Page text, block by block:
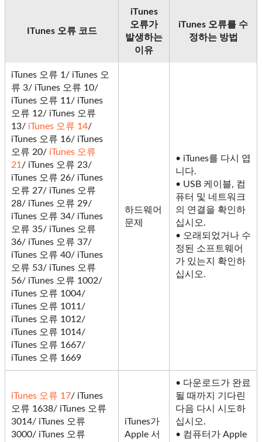
ITunes 오류 코드
iTunes
오류가
발생하는
이유
iTunes 오류를 수
정하는 방법
iTunes 오류 1/ iTunes 오
류 3/ iTunes 오류 10/
iTunes 오류 11/ iTunes
오류 12/ iTunes 오류
13/ iTunes 오류 14/
iTunes 오류 16/ iTunes
오류 20/ iTunes 오류
21 / iTunes 오류 23/
iTunes 오류 26/ iTunes
오류 27/ iTunes 오류
28/ iTunes 오류 29/
iTunes 오류 34/ iTunes
오류 35/ iTunes 오류
36/ iTunes 오류 37/
iTunes 오류 40/ iTunes
오류 53/ iTunes 오류
56/ iTunes 오류 1002/
iTunes 오류 1004/
iTunes 오류 1011/
iTunes 오류 1012/
iTunes 오류 1014/
iTunes 오류 1667/
iTunes 오류 1669
하드웨어
문제
• iTunes를 다시 엽
니다.
• USB 케이블, 컴
퓨터 및 네트워크
의 연결을 확인하
십시오.
• 오래되었거나 수
정된 ​​소프트웨어
가 있는지 확인하
십시오.
iTunes 오류 17/ iTunes
오류 1638/ iTunes 오류
3014/ iTunes 오류
3000/ iTunes 오류
iTunes가
Apple 서
• 다운로드가 완료
될 때까지 기다린
다음 다시 시도하
십시오.
• 컴퓨터가 Apple